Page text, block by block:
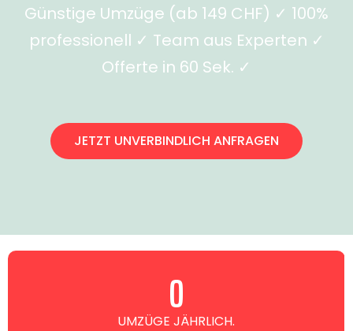
Günstige Umzüge (ab 149 CHF) ✓ 100%
professionell ✓ Team aus Experten ✓
Offerte in 60 Sek. ✓
JETZT UNVERBINDLICH ANFRAGEN
UMZÜGE JÄHRLICH.
0